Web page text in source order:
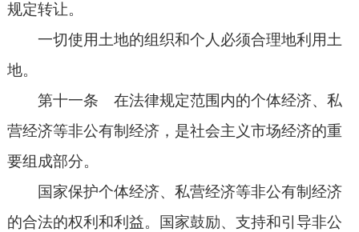
规定转让。
一切使用土地的组织和个人必须合理地利用土
地。
第十一条 在法律规定范围内的个体经济、私
营经济等非公有制经济，是社会主义市场经济的重
要组成部分。
国家保护个体经济、私营经济等非公有制经济
的合法的权利和利益。国家鼓励、支持和引导非公